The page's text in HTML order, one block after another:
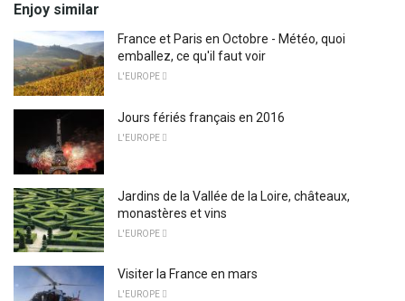
Enjoy similar
France et Paris en Octobre - Météo, quoi
emballez, ce qu'il faut voir
L'EUROPE 
Jours fériés français en 2016
L'EUROPE 
Jardins de la Vallée de la Loire, châteaux,
monastères et vins
L'EUROPE 
Visiter la France en mars
L'EUROPE 